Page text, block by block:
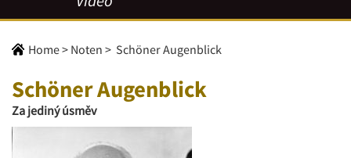
Home> Noten > Schöner Augenblick
Schöner Augenblick
Za jediný úsměv